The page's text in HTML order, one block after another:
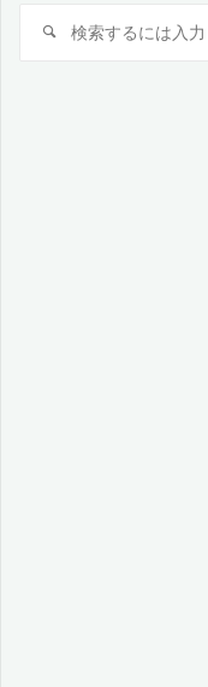
検